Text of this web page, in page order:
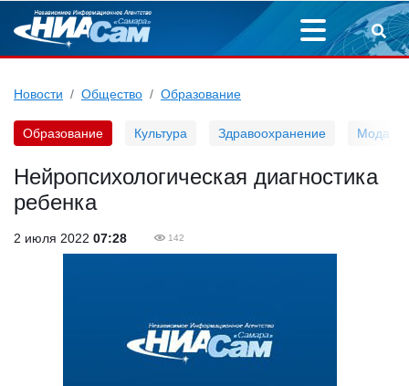
Новости Общество Образование
Образование Культура Здравоохранение Мода
Нейропсихологическая диагностика
ребенка
2 июля 2022 07:28 142